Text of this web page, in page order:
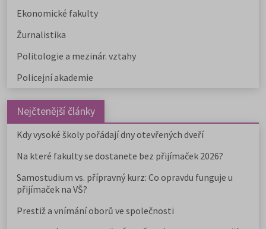
Ekonomické fakulty
Žurnalistika
Politologie a mezinár. vztahy
Policejní akademie
Nejčtenější články
Kdy vysoké školy pořádají dny otevřených dveří
Na které fakulty se dostanete bez přijímaček 2026?
Samostudium vs. přípravný kurz: Co opravdu funguje u
přijímaček na VŠ?
Prestiž a vnímání oborů ve společnosti